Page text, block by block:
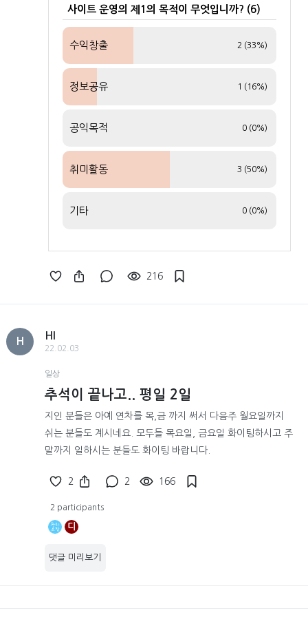
사이트 운영의 제1의 목적이 무엇입니까? (6)
수익창출 2 (33%)
정보공유 1 (16%)
공익목적 0 (0%)
취미활동 3 (50%)
기타 0 (0%)
216
H
HI
22.02.03
일상
추석이 끝나고.. 평일 2일
지인 분들은 아예 연차를 목,금 까지 써서 다음주 월요일까지
쉬는 분들도 계시네요. 모두들 목요일, 금요일 화이팅하시고 주
말까지 일하시는 분들도 화이팅 바랍니다.
2 2 166
2 participants
디
댓글 미리보기